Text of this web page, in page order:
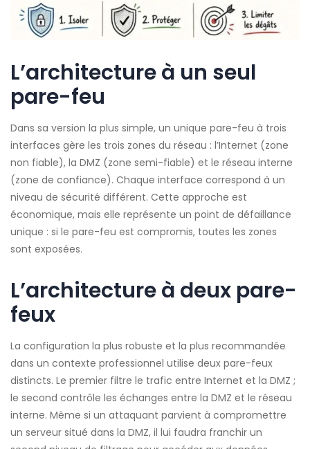
L’architecture à un seul
pare-feu
Dans sa version la plus simple, un unique pare-feu à trois
interfaces gère les trois zones du réseau : l’Internet (zone
non fiable), la DMZ (zone semi-fiable) et le réseau interne
(zone de confiance). Chaque interface correspond à un
niveau de sécurité différent. Cette approche est
économique, mais elle représente un point de défaillance
unique : si le pare-feu est compromis, toutes les zones
sont exposées.
L’architecture à deux pare-
feux
La configuration la plus robuste et la plus recommandée
dans un contexte professionnel utilise deux pare-feux
distincts. Le premier filtre le trafic entre Internet et la DMZ ;
le second contrôle les échanges entre la DMZ et le réseau
interne. Même si un attaquant parvient à compromettre
un serveur situé dans la DMZ, il lui faudra franchir un